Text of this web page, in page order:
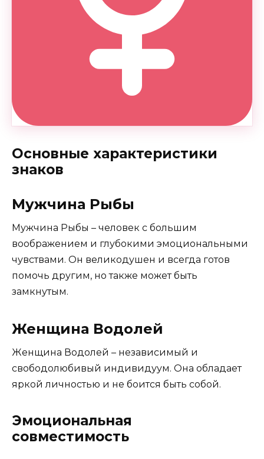
Основные характеристики
знаков
Мужчина Рыбы
Мужчина Рыбы – человек с большим
воображением и глубокими эмоциональными
чувствами. Он великодушен и всегда готов
помочь другим, но также может быть
замкнутым.
Женщина Водолей
Женщина Водолей – независимый и
свободолюбивый индивидуум. Она обладает
яркой личностью и не боится быть собой.
Эмоциональная
совместимость